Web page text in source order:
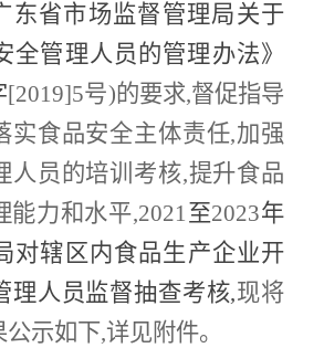
东省市场监督管理局关于
全管理人员的管理办法》
[2019]5号)的要求,督促指导
实食品安全主体责任,加强
人员的培训考核,提升食品
能力和水平,2021至2023年
对辖区内食品生产企业开
理人员监督抽查考核,现将
公示如下,详见附件。